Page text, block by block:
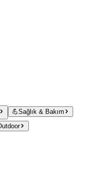
💪Sağlık & Bakım